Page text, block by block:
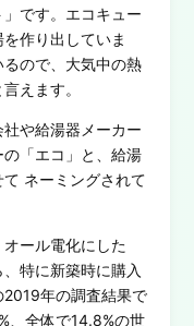
です。エコキュー
作り出していま
ので、大気中の熱
えます。
や給湯器メーカー
「エコ」と、給湯
ネーミングされて
ール電化にした
特に新築時に購入
年の調査結果で
、全体で14.8%の世